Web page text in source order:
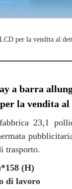
per la vendita al
a barra
la vendita al
23,1
trasporto.
(H)
di lavoro